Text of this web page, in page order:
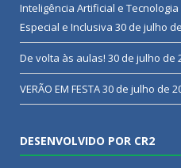
Inteligência Artificial e
Especial e Inclusiva 30 de julho
De volta às aulas! 30 de julho de
VERÃO EM FESTA30 de julho de
DESENVOLVIDO POR CR2